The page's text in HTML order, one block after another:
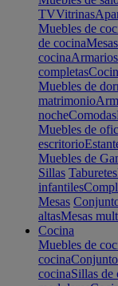
TVVitrinas
Muebles de
de cocina
cocina
completas
Muebles de
matrimonio
nocheComodas
Muebles de
escritorio
Muebles de
Sillas Taburetes
infantiles
Mesas
altasMesas
Cocina
Muebles de
cocina
cocinaSillas de